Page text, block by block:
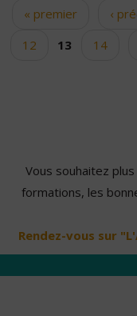
Pages
« premier ‹
12
13 14
Vous souhaitez
formations, les
Rendez-vous sur